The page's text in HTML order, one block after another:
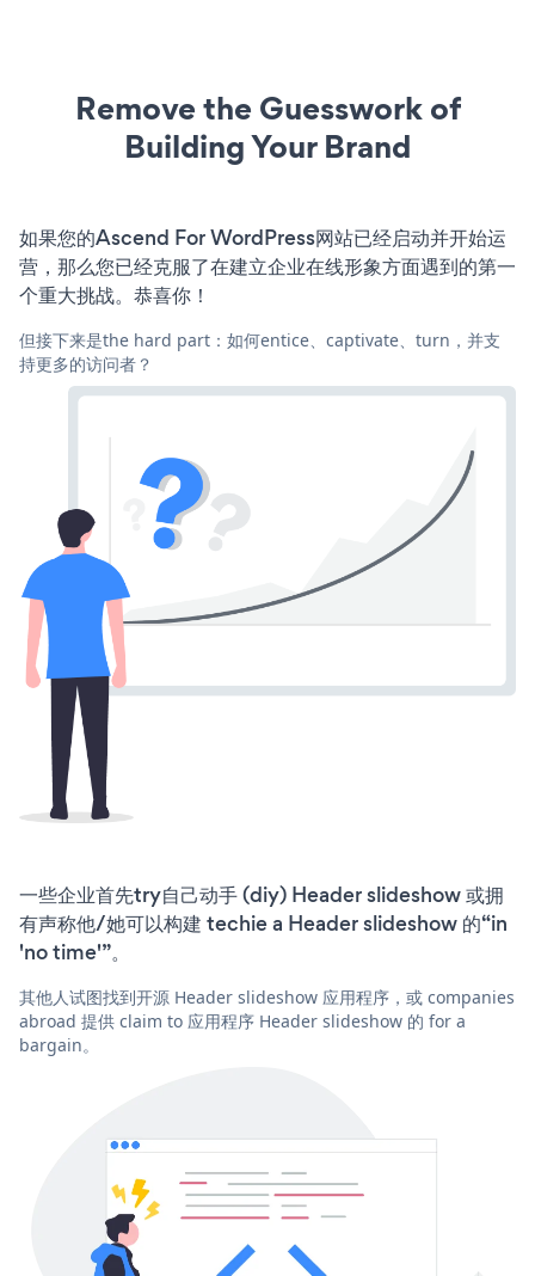
Remove the Guesswork of
Building Your Brand
如果您的Ascend For WordPress网站已经启动并开始运
营，那么您已经克服了在建立企业在线形象方面遇到的第一
个重大挑战。恭喜你！
但接下来是the hard part：如何entice、captivate、turn，并支
持更多的访问者？
一些企业首先try自己动手 (diy) Header slideshow 或拥
有声称他/她可以构建 techie a Header slideshow 的“in
'no time'”。
其他人试图找到开源 Header slideshow 应用程序，或 companies
abroad 提供 claim to 应用程序 Header slideshow 的 for a
bargain。